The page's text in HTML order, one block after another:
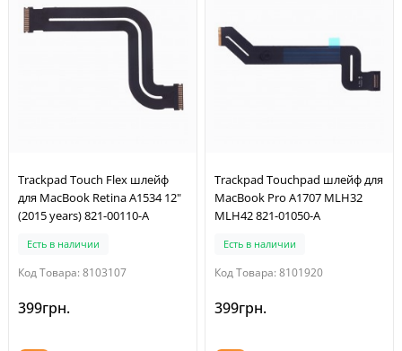
Trackpad Touch Flex шлейф
для MacBook Retina A1534 12"
(2015 years) 821-00110-A
Есть в наличии
Код Товара: 8103107
399грн.
Trackpad Touchpad шлейф для
MacBook Pro A1707 MLH32
MLH42 821-01050-A
Есть в наличии
Код Товара: 8101920
399грн.